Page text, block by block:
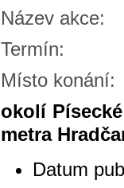
Název
Místo
okolí
metra
Datum